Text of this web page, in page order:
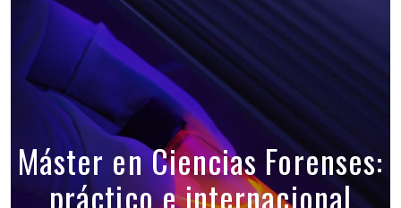
Máster en Ciencias Forenses:
práctico e internacional